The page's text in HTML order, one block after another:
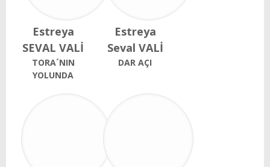
Estreya
SEVAL VALİ
TORA´NIN
YOLUNDA
Estreya
Seval VALİ
DAR AÇI